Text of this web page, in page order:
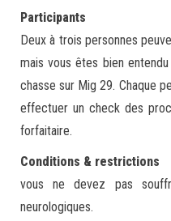
Participants
Deux à trois personnes
mais vous êtes bien
chasse sur Mig 29. Chaque
effectuer un check des
forfaitaire.
Conditions & restrictions
vous ne devez pas
neurologiques.